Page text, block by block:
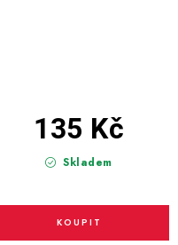
Skladem
135 Kč